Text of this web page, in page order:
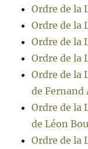
Ordre de la
Ordre de la
Ordre de la
Ordre de la
Ordre de la
de Fernand
Ordre de la
de Léon
Ordre de la